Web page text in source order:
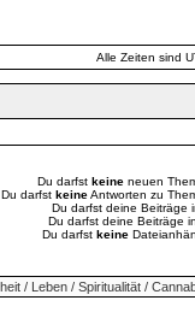
Alle Zeiten sind
Du darfst keine neuen
Du darfst keineAntworten zu
Du darfst deine Beiträge
Du darfst deine Beiträge
Du darfst keine